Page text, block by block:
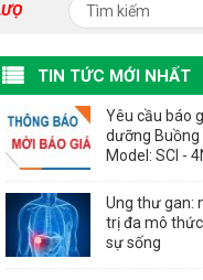
TẠO DỰNG NIỀM TIN VÀ
TIN TỨC MỚI NHẤT
Yêu cầu báo
dưỡng Buồng
Model: SCI -
Ung thư gan:
trị đa mô
sự sống